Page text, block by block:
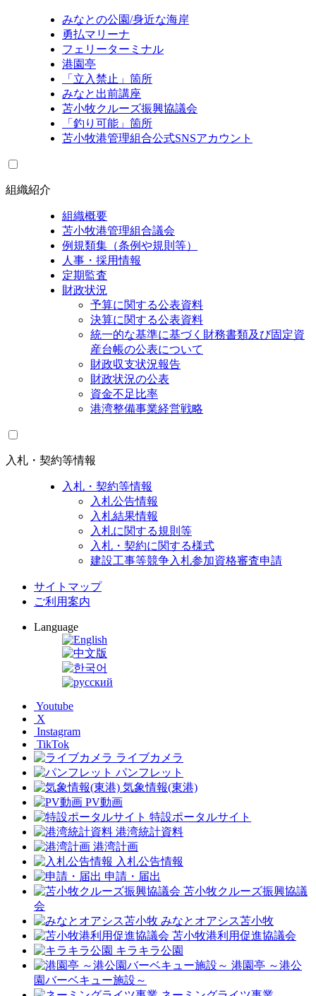
みなとの公園/身近な海岸
勇払マリーナ
フェリーターミナル
港園亭
「立入禁止」箇所
みなと出前講座
苫小牧クルーズ振興協議会
「釣り可能」箇所
苫小牧港管理組合公式SNSアカウント
組織紹介
組織概要
苫小牧港管理組合議会
例規類集（条例や規則等）
人事・採用情報
定期監査
財政状況
予算に関する公表資料
決算に関する公表資料
統一的な基準に基づく財務書類及び固定資
産台帳の公表について
財政収支状況報告
財政状況の公表
資金不足比率
港湾整備事業経営戦略
入札・契約等情報
入札・契約等情報
入札公告情報
入札結果情報
入札に関する規則等
入札・契約に関する様式
建設工事等競争入札参加資格審査申請
サイトマップ
ご利用案内
Language
Youtube
X
Instagram
TikTok
ライブカメラ
パンフレット
気象情報(東港)
PV動画
特設ポータルサイト
港湾統計資料
港湾計画
入札公告情報
申請・届出
苫小牧クルーズ振興協議
会
みなとオアシス苫小牧
苫小牧港利用促進協議会
キラキラ公園
港園亭 ～港公
園バーベキュー施設～